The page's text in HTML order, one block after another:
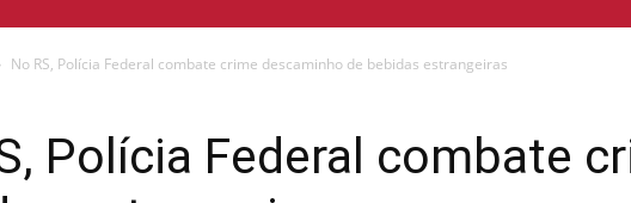
No RS, Polícia Federal combate crime descaminho de bebidas estrangeiras
Polícia Federal combate